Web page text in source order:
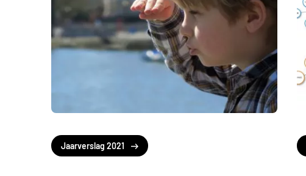
Jaarverslag 2021